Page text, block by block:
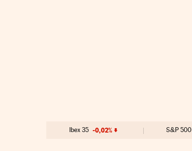
Ibex 35 -0,02% S&P 500